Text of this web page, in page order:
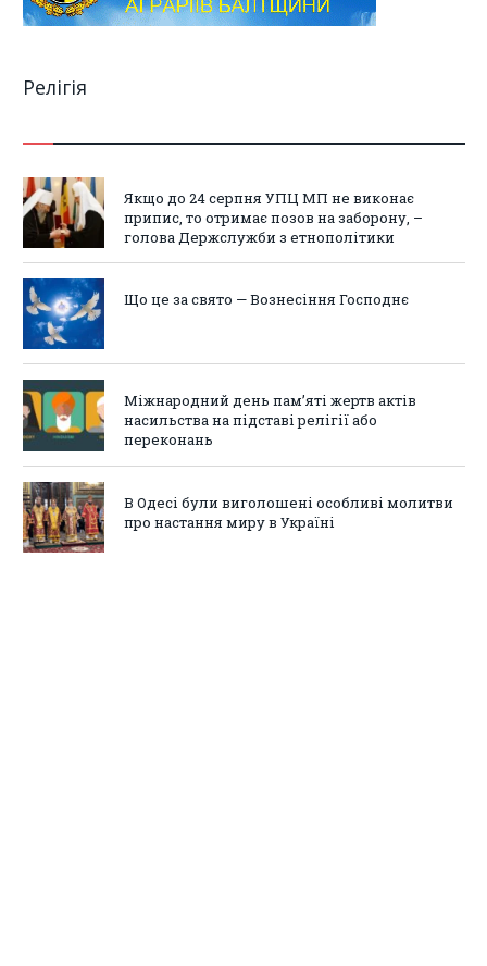
Релігія
Якщо до 24 серпня УПЦ МП не виконає
припис, то отримає позов на заборону, –
голова Держслужби з етнополітики
Що це за свято — Вознесіння Господнє
Міжнародний день пам’яті жертв актів
насильства на підставі релігії або
переконань
В Одесі були виголошені особливі молитви
про настання миру в Україні